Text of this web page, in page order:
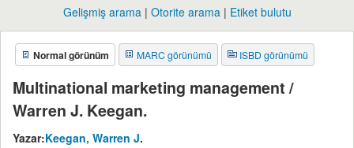
Gelişmiş arama Otorite arama Etiket bulutu
Normal görünüm MARC görünümü ISBD görünümü
Multinational marketing management /
Warren J. Keegan.
Yazar:Keegan, Warren J.